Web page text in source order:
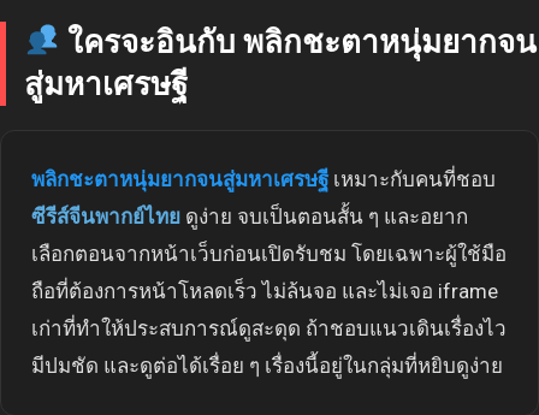
ใครจะอินกับ พลิกชะตาหนุ่มยากจน
สู่มหาเศรษฐี
พลิกชะตาหนุ่มยากจนสู่มหาเศรษฐีเหมาะกับคนที่ชอบ
ซีรีส์จีนพากย์ไทย ดูง่าย จบเป็นตอนสั้น ๆ และอยาก
เลือกตอนจากหน้าเว็บก่อนเปิดรับชม โดยเฉพาะผู้ใช้มือ
ถือที่ต้องการหน้าโหลดเร็ว ไม่ล้นจอ และไม่เจอ iframe
เก่าที่ทำให้ประสบการณ์ดูสะดุด ถ้าชอบแนวเดินเรื่องไว
มีปมชัด และดูต่อได้เรื่อย ๆ เรื่องนี้อยู่ในกลุ่มที่หยิบดูง่าย